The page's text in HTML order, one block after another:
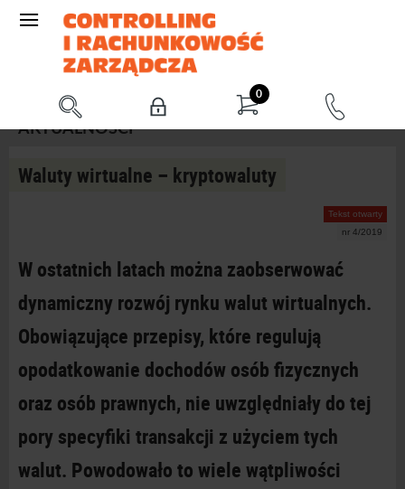
0
AKTUALNOŚCI
Waluty wirtualne – kryptowaluty
Tekst otwarty
nr 4/2019
W ostatnich latach można zaobserwować
dynamiczny rozwój rynku walut wirtualnych.
Obowiązujące przepisy, które regulują
opodatkowanie dochodów osób fizycznych
oraz osób prawnych, nie uwzględniały do tej
pory specyfiki transakcji z użyciem tych
walut. Powodowało to wiele wątpliwości